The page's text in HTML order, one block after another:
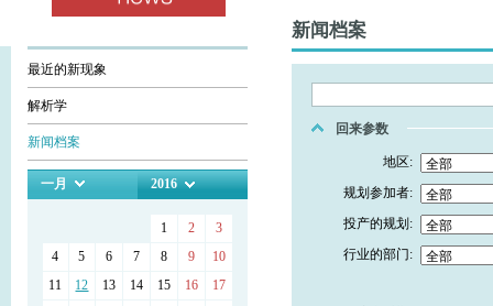
最近的新现象
解析学
新闻档案
一月 2016
1 2
3
4
5 6 7 8 9
10
11
12 13 14 15 16
17
新闻档案
回来参数
地区:
规划参加者:
投产的规划:
行业的部门: